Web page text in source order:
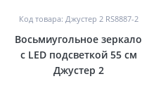
Код товара: Джустер 2 RS8887-2
Восьмиугольное зеркало
с LED подсветкой 55 см
Джустер 2